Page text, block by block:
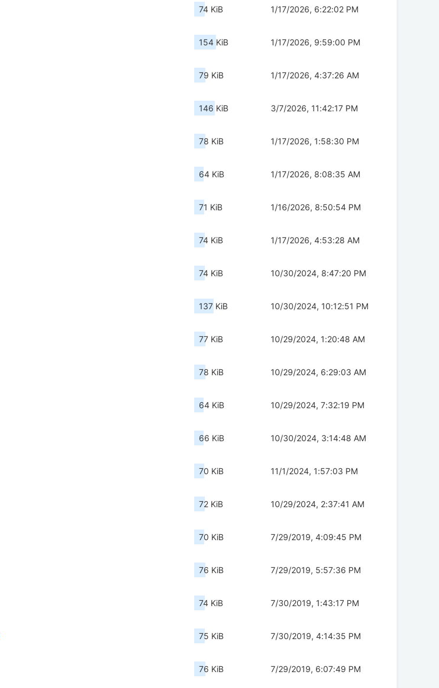
74 KiB 1/17/2026, 6:22:02 PM
154 KiB 1/17/2026, 9:59:00 PM
79 KiB 1/17/2026, 4:37:26 AM
146 KiB 3/7/2026, 11:42:17 PM
78 KiB 1/17/2026, 1:58:30 PM
64 KiB 1/17/2026, 8:08:35 AM
71 KiB 1/16/2026, 8:50:54 PM
74 KiB 1/17/2026, 4:53:28 AM
74 KiB 10/30/2024, 8:47:20 PM
137 KiB 10/30/2024, 10:12:51 PM
77 KiB 10/29/2024, 1:20:48 AM
78 KiB 10/29/2024, 6:29:03 AM
64 KiB 10/29/2024, 7:32:19 PM
66 KiB 10/30/2024, 3:14:48 AM
70 KiB 11/1/2024, 1:57:03 PM
72 KiB 10/29/2024, 2:37:41 AM
70 KiB 7/29/2019, 4:09:45 PM
76 KiB 7/29/2019, 5:57:36 PM
74 KiB 7/30/2019, 1:43:17 PM
75 KiB 7/30/2019, 4:14:35 PM
76 KiB 7/29/2019, 6:07:49 PM